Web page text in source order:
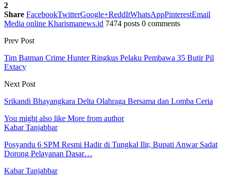
2
Share FacebookTwitterGoogle+ReddItWhatsAppPinterestEmail
Media online Kharismanews.id 7474 posts 0 comments
Prev Post
Tim Batman Crime Hunter Ringkus Pelaku Pembawa 35 Butir Pil
Extacy
Next Post
Srikandi Bhayangkara Delta Olahraga Bersama dan Lomba Ceria
You might also like More from author
Kabar Tanjabbar
Posyandu 6 SPM Resmi Hadir di Tungkal Ilir, Bupati Anwar Sadat
Dorong Pelayanan Dasar…
Kabar Tanjabbar